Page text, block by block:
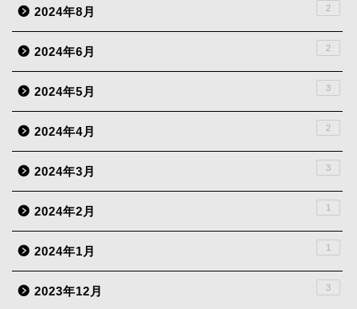
2024年8月 2
2024年6月 2
2024年5月 3
2024年4月 2
2024年3月 3
2024年2月 1
2024年1月 1
2023年12月 3